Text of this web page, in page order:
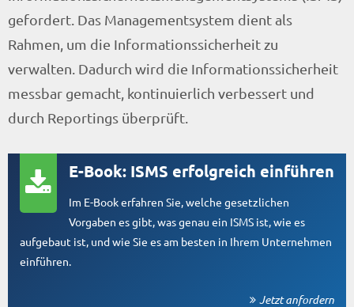
gefordert. Das Managementsystem dient als
Rahmen, um die Informationssicherheit zu
verwalten. Dadurch wird die Informationssicherheit
messbar gemacht, kontinuierlich verbessert und
durch Reportings überprüft.
E-Book: ISMS erfolgreich einführen
Im E-Book erfahren Sie, welche gesetzlichen
Vorgaben es gibt, was genau ein ISMS ist, wie es
aufgebaut ist, und wie Sie es am besten in Ihrem Unternehmen
einführen.
Jetzt anfordern